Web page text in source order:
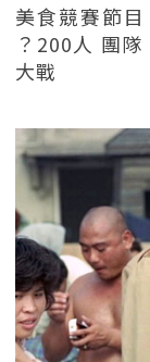
美食競賽節
？200人 團
大戰